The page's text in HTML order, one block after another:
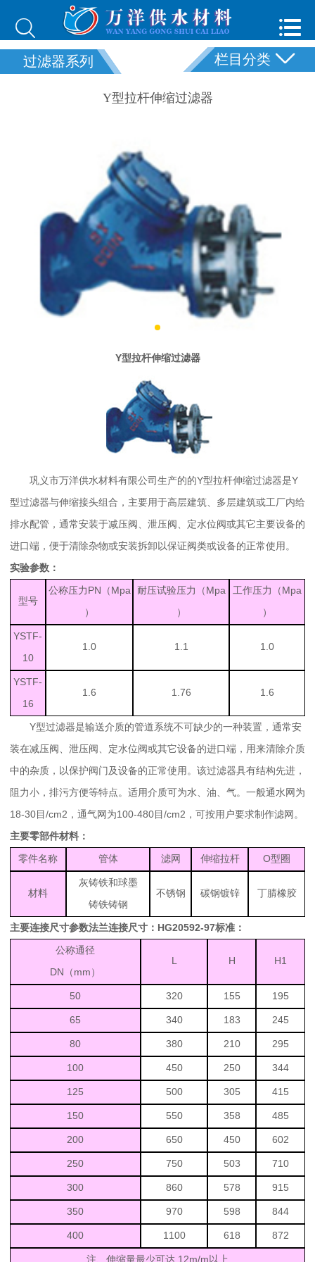


过滤器系列 栏目分类
Y型拉杆伸缩过滤器
Y型拉杆伸缩过滤器
巩义市万洋供水材料有限公司生产的的Y型拉杆伸缩过滤器是Y
型过滤器与伸缩接头组合，主要用于高层建筑、多层建筑或工厂内给
排水配管，通常安装于减压阀、泄压阀、定水位阀或其它主要设备的
进口端，便于清除杂物或安装拆卸以保证阀类或设备的正常使用。
实验参数：
型号
公称压力PN （Mpa
）
耐压试验压力（Mpa
）
工作压力（Mpa
）
YSTF-
10
1.0 1.1 1.0
YSTF-
16
1.6 1.76 1.6
Y型过滤器是输送介质的管道系统不可缺少的一种装置，通常安
装在减压阀、泄压阀、定水位阀或其它设备的进口端，用来清除介质
中的杂质，以保护阀门及设备的正常使用。该过滤器具有结构先进，
阻力小，排污方便等特点。适用介质可为水、油、气。一般通水网为
18-30目/cm2，通气网为100-480目/cm2，可按用户要求制作滤网。
主要零部件材料：
零件名称 管体 滤网 伸缩拉杆 O型圈
材料
灰铸铁和球墨
铸铁铸钢
不锈钢 碳钢镀锌 丁腈橡胶
主要连接尺寸参数法兰连接尺寸：HG20592-97标准：
公称通径
DN （mm）
L H H1
50 320 155 195
65 340 183 245
80 380 210 295
100 450 250 344
125 500 305 415
150 550 358 485
200 650 450 602
250 750 503 710
300 860 578 915
350 970 598 844
400 1100 618 872
注、伸缩量最少可达 12m/m以上